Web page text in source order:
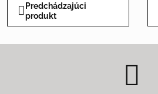
Predchádzajúci
produkt